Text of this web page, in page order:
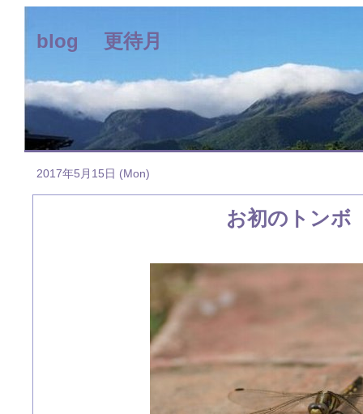
blog 更待月
2017年5月15日 (Mon)
お初のトンボ